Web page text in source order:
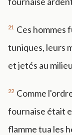
21 Ces hommes
tuniques, leurs
et jetés au
22 Comme
fournaise était
flamme tua les